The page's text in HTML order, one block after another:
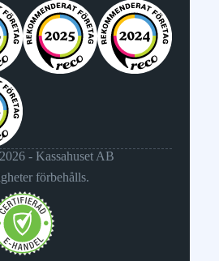
- Kassahuset AB
förbehålls.